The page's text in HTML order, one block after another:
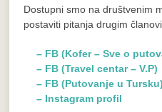
Dostupni smo na društvenim
postaviti pitanja drugim
– FB (Kofer – Sve o
– FB (Travel centar – V.P)
– FB (Putovanje u Tursku)
– Instagram profil